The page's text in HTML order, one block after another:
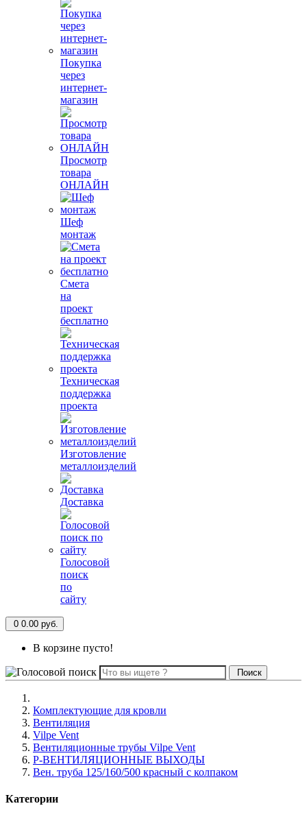
Покупка
через
интернет-
магазин
Просмотр
товара
ОНЛАЙН
Шеф
монтаж
Смета
на
проект
бесплатно
Техническая
поддержка
проекта
Изготовление
металлоизделий
Доставка
Голосовой
поиск
по
сайту
0 0.00 руб.
В корзине пусто!
Поиск
Комплектующие для кровли
Вентиляция
Vilpe Vent
Вентиляционные трубы Vilpe Vent
P-ВЕНТИЛЯЦИОННЫЕ ВЫХОДЫ
Вен. труба 125/160/500 красный с колпаком
Категории